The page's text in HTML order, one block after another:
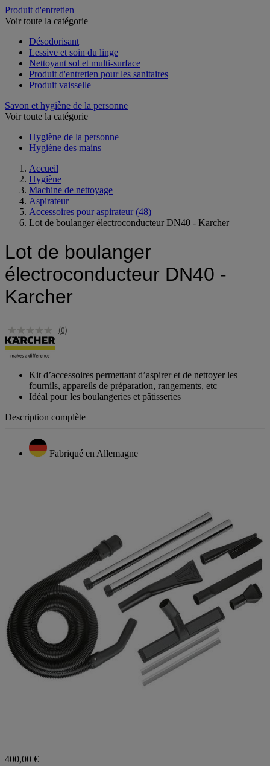
Produit d'entretien
Désodorisant
Lessive et soin du linge
Nettoyant sol et multi-surface
Produit d'entretien pour les sanitaires
Savon et hygiène de la personne
Hygiène de la personne
Accueil
Hygiène
Machine de nettoyage
Aspirateur
Accessoires pour aspirateur (48)
Lot de boulanger
électroconducteur DN40 -
Karcher
Kit d’accessoires permettant d’aspirer et de nettoyer les
fournils, appareils de préparation, rangements, etc
Description complète